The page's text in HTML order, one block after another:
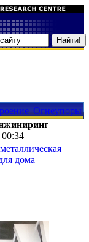
Огнеупоры
00:34
дома